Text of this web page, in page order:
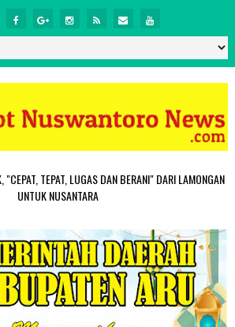
"CEPAT, TEPAT, LUGAS DAN BERANI" DARI LAMONGAN
UNTUK NUSANTARA